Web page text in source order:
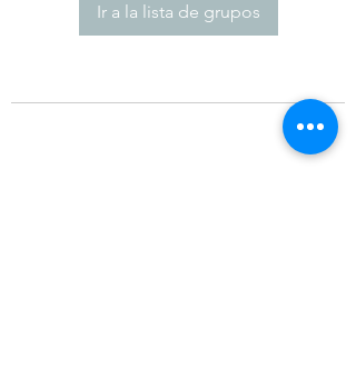
Ir a la lista de grupos